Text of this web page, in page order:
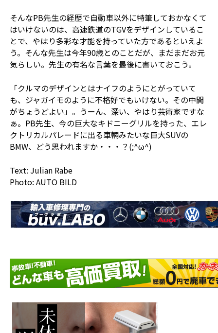
そんなPB先生の経歴で自動車以外に特筆しておかなくて
はいけないのは、高速鉄道のTGVをデザインしているこ
とで、やはり多彩な才能を持っていた方であるといえよ
う。そんな先生は今年90歳とのことだが、まだまだお元
気らしい。先生の有名な言葉を最後に書いておこう。
「クルマのデザインとはナイフのようにとがっていて
も、ジャガイモのように不格好でもいけない。その中間
がちょうどよい」。うーん、深い、やはり芸術家ですな
ぁ。PB先生、今の巨大なキドニーグリルを持った、エレ
クトリカルパレードに出る車輛みたいな巨大SUVの
BMW、どう思われますか・・・？(;^ω^)
Text: Julian Rabe
Photo: AUTO BILD